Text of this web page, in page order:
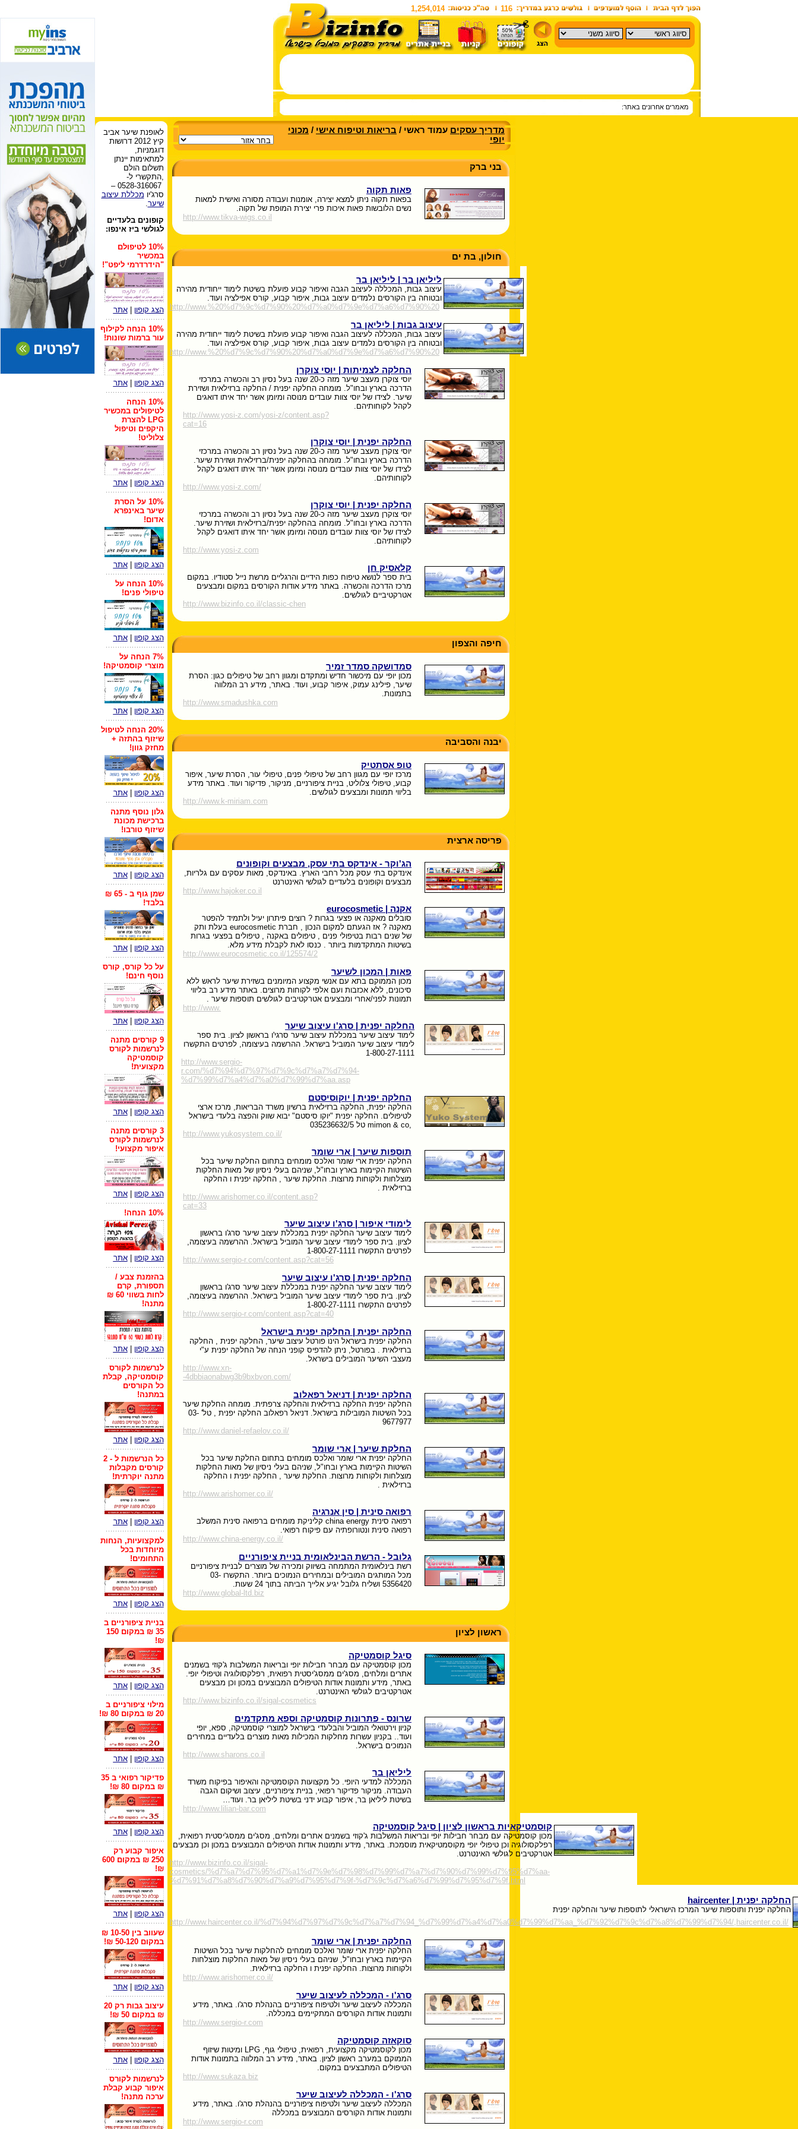
1,254,014 116
מאמרים אחרונים באתר:
לאופנת שיער אביב
קיץ 2012 דרושות
דוגמניות,
למתאימות יינתן
תשלום הולם
,התקשרי ל-
0528-316067 –
סרג'יו מכללת עיצוב
שיער.
קופונים בלעדיים
לגולשי ביז אינפו:
10% לטיפולם
במכשיר
"הידרדרמי ליפט"!
הצג קופון |אתר
10% הנחה לקילוף
עור ברמות שונות!
הצג קופון |אתר
10% הנחה
לטיפולים במכשיר
LPG להצרת
היקפים וטיפול
צלוליט!
הצג קופון |אתר
10% על הסרת
שיער באינפרא
אדום!
הצג קופון |אתר
10% הנחה על
טיפולי פנים!
הצג קופון |אתר
7% הנחה על
מוצרי קוסמטיקה!
הצג קופון |אתר
20% הנחה לטיפול
שיזוף בהתזה +
מחזק גוון!
הצג קופון |אתר
גלון נוסף מתנה
ברכישת מכונת
שיזוף טורבו!
הצג קופון |אתר
שמן גוף ב - 65 ₪
בלבד!
הצג קופון |אתר
על כל קורס, קורס
נוסף חינם!
הצג קופון |אתר
9 קורסים מתנה
לנרשמות לקורס
קוסמטיקה
מקצועית!
הצג קופון |אתר
3 קורסים מתנה
לנרשמות לקורס
איפור מקצועי!
הצג קופון |אתר
10% הנחה!
הצג קופון |אתר
בהזמנת צבע /
תספורת, קרם
לחות בשווי 60 ₪
מתנה!
הצג קופון |אתר
לנרשמות לקורס
קוסמטיקה, קבלת
כל הקורסים
במתנה!
הצג קופון |אתר
כל הנרשמות ל - 2
קורסים מקבלות
מתנה יוקרתית!
הצג קופון |אתר
למקצועיות, הנחות
מיוחדות בכל
התחומים!
הצג קופון |אתר
בניית ציפורניים ב
35 ₪ במקום 150
₪!
הצג קופון |אתר
מילוי ציפורניים ב
20 ₪ במקום 80 ₪!
הצג קופון |אתר
פדיקור רפואי ב 35
₪ במקום 80 ₪!
הצג קופון |אתר
איפור קבוע רק
250 ₪ במקום 600
₪!
הצג קופון |אתר
שעווב בין 10-50 ₪
במקום 50-120 ₪!
הצג קופון |אתר
עיצוב גבות רק 20
₪ במקום 50 ₪!
הצג קופון |אתר
לנרשמות לקורס
איפור קבוע קבלת
ערכה מתנה!
מדריך עסקים עמוד ראשי / בריאות וטיפוח אישי / מכוני
יופי
בני ברק
פאות תקוה
בפאות תקוה ניתן למצא יצירה, אומנות ועבודה מסורה ואישית למאות
נשים הלובשות פאות איכות פרי יצירת המופת של תקוה.
http://www.tikva-wigs.co.il
חולון, בת ים
ליליאן בר | ליליאן בר
עיצוב גבות, המכללה לעיצוב הגבה ואיפור קבוע פועלת בשיטת לימוד ייחודית מהירה
ובטוחה בין הקורסים נלמדים עיצוב גבות, איפור קבוע, קורס אפילציה ועוד.
http://www.%20%d7%9c%d7%90%20%d7%a0%d7%9e%d7%a6%d7%90%20
עיצוב גבות | ליליאן בר
עיצוב גבות, המכללה לעיצוב הגבה ואיפור קבוע פועלת בשיטת לימוד ייחודית מהירה
ובטוחה בין הקורסים נלמדים עיצוב גבות, איפור קבוע, קורס אפילציה ועוד.
http://www.%20%d7%9c%d7%90%20%d7%a0%d7%9e%d7%a6%d7%90%20
החלקה לצמיתות | יוסי צוקרן
יוסי צוקרן מעצב שיער מזה כ-20 שנה בעל נסיון רב והכשרה במרכזי
הדרכה בארץ ובחו"ל. מומחה החלקה יפנית / החלקה ברזילאית ושזירת
שיער. לצידו של יוסי צוות עובדים מנוסה ומיומן אשר יחד איתו דואגים
לקהל לקוחותיהם.
http://www.yosi-z.com/yosi-z/content.asp?
cat=16
החלקה יפנית | יוסי צוקרן
יוסי צוקרן מעצב שיער מזה כ-20 שנה בעל נסיון רב והכשרה במרכזי
הדרכה בארץ ובחו"ל. מומחה בהחלקה יפנית/ברזילאית ושזירת שיער.
לצידו של יוסי צוות עובדים מנוסה ומיומן אשר יחד איתו דואגים לקהל
לקוחותיהם.
http://www.yosi-z.com/
החלקה יפנית | יוסי צוקרן
יוסי צוקרן מעצב שיער מזה כ-20 שנה בעל נסיון רב והכשרה במרכזי
הדרכה בארץ ובחו"ל. מומחה בהחלקה יפנית/ברזילאית ושזירת שיער.
לצידו של יוסי צוות עובדים מנוסה ומיומן אשר יחד איתו דואגים לקהל
לקוחותיהם.
http://www.yosi-z.com
קלאסיק חן
בית ספר לנושא טיפוח כפות הידיים והרגליים מרשת נייל סטודיו. במקום
מרכז הדרכה והכשרה. באתר מידע אודות הקורסים במקום ומבצעים
אטרקטיביים לגולשים.
http://www.bizinfo.co.il/classic-chen
חיפה והצפון
סמדושקה סמדר זמיר
מכון יופי עם מיכשור חדיש ומתקדם ומגוון רחב של טיפולים כגון: הסרת
שיער, פילינג עמוק, איפור קבוע, ועוד. באתר, מידע רב המלווה
בתמונות.
http://www.smadushka.com
יבנה והסביבה
טופ אסתטיק
מרכז יופי עם מגוון רחב של טיפולי פנים, טיפולי עור, הסרת שיער, איפור
קבוע, טיפולי צלוליט, בניית ציפורניים, מניקור, פדיקור ועוד. באתר מידע
בליווי תמונות ומבצעים לגולשים.
http://www.k-miriam.com
פריסה ארצית
הג'וקר - אינדקס בתי עסק, מבצעים וקופונים
אינדקס בתי עסק מכל רחבי הארץ. באינדקס, מאות עסקים עם גלריות,
מבצעים וקופונים בלעדיים לגולשי האינטרנט
http://www.hajoker.co.il
אקנה | eurocosmetic
סובלים מאקנה או פצעי בגרות ? רוצים פיתרון יעיל ולתמיד להפטר
מאקנה ? אז הגעתם למקום הנכון , חברת eurocosmetic בעלת ותק
של שנים רבות בטיפולי פנים , טיפולים באקנה , טיפולים בפצעי בגרות
בשיטות המתקדמות ביותר . כנסו לאת לקבלת מידע מלא.
http://www.eurocosmetic.co.il/125574/2
פאות | המכון לשיער
מכון הממוקם בתא עם אנשי מקצוע המיומנים בשזירת שיער לראש ללא
סיכונים, ללא אכזבות ועם אלפי לקוחות מרוצים. באתר מידע רב בליווי
תמונות לפני/אחרי ומבצעים אטרקטיבים לגולשים תוספות שיער .
http://www.
החלקה יפנית | סרג'ו עיצוב שיער
לימוד עיצוב שיער במכללת עיצוב שיער סרגי'ו בראשון לציון. בית ספר
לימודי עיצוב שיער המוביל בישראל. ההרשמה בעיצומה, לפרטים התקשרו
1-800-27-1111
http://www.sergio-
r.com/%d7%94%d7%97%d7%9c%d7%a7%d7%94-
%d7%99%d7%a4%d7%a0%d7%99%d7%aa.asp
החלקה יפנית | יוקוסיסטם
החלקה יפנית, החלקה ברזילאית ברשיון משרד הבריאות, מרכז ארצי
לטיפולים. החלקה יפנית "יוקו סיסטם" יבוא שווק והפצה בלעדי בישראל
,mimon & co טל 035236632/5
http://www.yukosystem.co.il/
תוספות שיער | ארי שומר
החלקה יפנית ארי שומר ואלכס מומחים בתחום החלקת שיער בכל
השיטות הקיימות בארץ ובחו"ל, שניהם בעלי ניסיון של מאות החלקות
מוצלחות ולקוחות מרוצות. החלקת שיער , החלקה יפנית ו החלקה
ברזילאית .
http://www.arishomer.co.il/content.asp?
cat=33
לימודי איפור | סרג'ו עיצוב שיער
לימוד עיצוב שיער החלקה יפנית במכללת עיצוב שיער סרג'ו בראשון
לציון. בית ספר לימודי עיצוב שיער המוביל בישראל. ההרשמה בעיצומה,
לפרטים התקשרו 1-800-27-1111
http://www.sergio-r.com/content.asp?cat=56
החלקה יפנית | סרג'ו עיצוב שיער
לימוד עיצוב שיער החלקה יפנית במכללת עיצוב שיער סרג'ו בראשון
לציון. בית ספר לימודי עיצוב שיער המוביל בישראל. ההרשמה בעיצומה,
לפרטים התקשרו 1-800-27-1111
http://www.sergio-r.com/content.asp?cat=40
החלקה יפנית | החלקה יפנית בישראל
החלקה יפנית בישראל הינו פורטל עיצוב שיער, החלקה יפנית , החלקה
ברזילאית . בפורטל, ניתן להדפיס קופני הנחה של החלקה יפנית ע"י
מעצבי השיער המובילים בישראל.
http://www.xn-
-4dbbiaonabwg3b9bxbvon.com/
החלקה יפנית | דניאל רפאלוב
החלקה יפנית החלקה ברזילאית והחלקה צרפתית. מומחה החלקת שיער
בכל השיטות המובילות בישראל. דניאל רפאלוב החלקה יפנית , טל' 03-
9677977
http://www.daniel-refaelov.co.il/
החלקת שיער | ארי שומר
החלקה יפנית ארי שומר ואלכס מומחים בתחום החלקת שיער בכל
השיטות הקיימות בארץ ובחו"ל, שניהם בעלי ניסיון של מאות החלקות
מוצלחות ולקוחות מרוצות. החלקת שיער , החלקה יפנית ו החלקה
ברזילאית .
http://www.arishomer.co.il/
רפואה סינית | סין אנרגיה
רפואה סינית china energy קליניקת מומחים ברפואה סינית המשלב
רפואה סינית ונטורופתיה עם פיקוח רפואי.
http://www.china-energy.co.il/
גלובל - הרשת הבינלאומית בניית ציפורניים
רשת בינלאומית המתמחה בשיווק ומכירה של מוצרים לבניית ציפורניים
מכל המותגים המובילים ובמחירים הנמוכים ביותר. התקשרו 03-
5356420 ושליח גלובל יגיע אלייך הביתה בתוך 24 שעות.
http://www.global-ltd.biz
ראשון לציון
סיגל קוסמטיקה
מכון קוסמטיקה עם מבחר חבילות יופי ובריאות המשלבות ג'קוזי בשמנים
אתרים ומלחים, מסג'ים ממסג'יסטית רפואית, רפלקסולוגיה וטיפולי יופי.
באתר, מידע ותמונות אודות הטיפולים המבוצעים במכון וכן מבצעים
אטרקטיבים לגולשי האינטרנט.
http://www.bizinfo.co.il/sigal-cosmetics
שרונס - פתרונות קוסמטיקה וספא מתקדמים
קניון וירטואלי המוביל והבלעדי בישראל למוצרי קוסמטיקה, ספא, יופי
ועוד.. בקניון עשרות מחלקות המכילות מאות מוצרים בלעדיים במחירים
הנמוכים בישראל.
http://www.sharons.co.il
ליליאן בר
המכללה למדעי היופי. כל מקצועות הקוסמטיקה והאיפור בפיקוח משרד
העבודה. מניקור פדיקור רפואי, בניית ציפורניים, עיצוב ושיקום הגבה
בשיטת ליליאן בר, איפור קבוע ידני בשיטת ליליאן בר. ועוד…
http://www.lilian-bar.com
קוסמטיקאיות בראשון לציון | סיגל קוסמטיקה
מכון קוסמטיקה עם מבחר חבילות יופי ובריאות המשלבות ג'קוזי בשמנים אתרים ומלחים, מסג'ים ממסג'יסטית רפואית,
רפלקסולוגיה וכן טיפולי יופי מקוסמטיקאית מוסמכת. באתר, מידע ותמונות אודות הטיפולים המבוצעים במכון וכן מבצעים
אטרקטיבים לגולשי האינטרנט.
http://www.bizinfo.co.il/sigal-
cosmetics/%d7%a7%d7%95%d7%a1%d7%9e%d7%98%d7%99%d7%a7%d7%90%d7%99%d7%95%d7%aa-
%d7%91%d7%a8%d7%90%d7%a9%d7%95%d7%9f-%d7%9c%d7%a6%d7%99%d7%95%d7%9f.html
החלקה יפנית | haircenter
החלקה יפנית ותוספות שיער המרכז הישראלי לתוספות שיער והחלקה יפנית
http://www.haircenter.co.il/%d7%94%d7%97%d7%9c%d7%a7%d7%94_%d7%99%d7%a4%d7%a0%d7%99%d7%aa_%d7%92%d7%9c%d7%a8%d7%99%d7%94/,haircenter.co.il/
החלקה יפנית | ארי שומר
החלקה יפנית ארי שומר ואלכס מומחים להחלקות שיער בכל השיטות
הקיימות בארץ ובחו"ל, שניהם בעלי ניסיון של מאות החלקות מוצלחות
ולקוחות מרוצות. החלקה יפנית ו החלקה ברזילאית.
http://www.arishomer.co.il/
סרג'ו - המכללה לעיצוב שיער
המכללה לעיצוב שיער ולטיפוח ציפורניים בהנהלת סרג'ו. באתר, מידע
ותמונות אודות הקורסים המתקיימים במכללה.
http://www.sergio-r.com
סוקאזה קוסמטיקה
מכון לקוסמטיקה מקצועית, רפואית, טיפולי גוף, LPG ומיטות שיזוף
הממוקם במערב ראשון לציון. באתר, מידע רב המלווה בתמונות אודות
הטיפולים המתבצעים במקום.
http://www.sukaza.biz
סרג'ו - המכללה לעיצוב שיער
המכללה לעיצוב שיער ולטיפוח ציפורניים בהנהלת סרג'ו. באתר, מידע
ותמונות אודות הקורסים המבוצעים במכללה
http://www.sergio-r.com